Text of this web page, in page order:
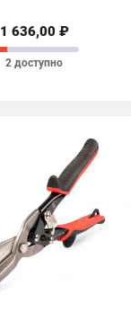
1 636,00 ₽
2 доступно